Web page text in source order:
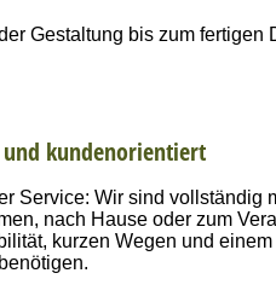
Gestaltung bis zum
kundenorientiert
Service: Wir sind vollständig
nach Hause oder zum
kurzen Wegen und